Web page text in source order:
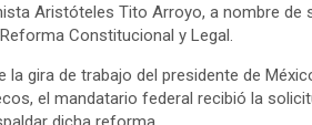
Aristóteles Tito Arroyo, a nombre
Constitucional y Legal.
la gira de trabajo del presidente de
el mandatario federal recibió la